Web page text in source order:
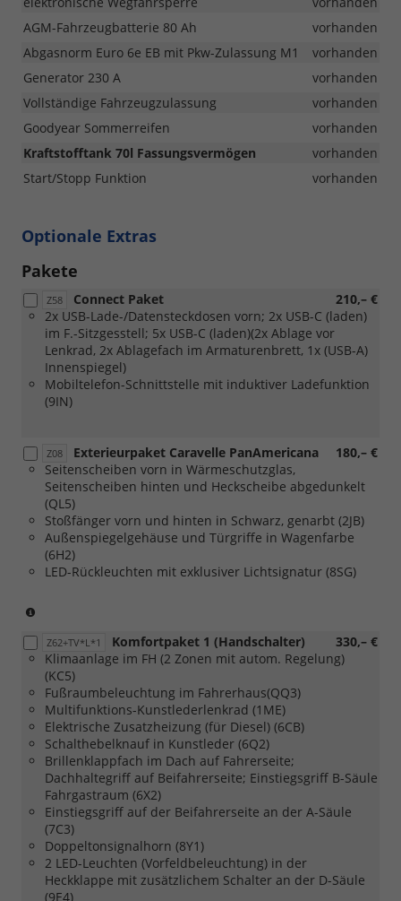
AGM-Fahrzeugbatterie 80 Ah
vorhanden
Abgasnorm Euro 6e EB mit Pkw-Zulassung M1
vorhanden
Generator 230 A
vorhanden
Vollständige Fahrzeugzulassung
vorhanden
Goodyear Sommerreifen
vorhanden
Kraftstofftank 70l Fassungsvermögen
vorhanden
Start/Stopp Funktion
vorhanden
Optionale Extras
Pakete
Z58 210,– €
Connect Paket
2x USB-Lade-/Datensteckdosen vorn; 2x USB-C (laden)
im F.-Sitzgesstell; 5x USB-C (laden)(2x Ablage vor
Lenkrad, 2x Ablagefach im Armaturenbrett, 1x (USB-A)
Innenspiegel)
Mobiltelefon-Schnittstelle mit induktiver Ladefunktion
(9IN)
Z08 180,– €
Exterieurpaket Caravelle PanAmericana
Seitenscheiben vorn in Wärmeschutzglas,
Seitenscheiben hinten und Heckscheibe abgedunkelt
(QL5)
Stoßfänger vorn und hinten in Schwarz, genarbt (2JB)
Außenspiegelgehäuse und Türgriffe in Wagenfarbe
(6H2)
LED-Rückleuchten mit exklusiver Lichtsignatur (8SG)
Verbindung
mit
[40Q]
Leichtmetallräder
"Monte
Carlo"
in
Schwarz,
Oberfläche
glanzgedreht
oder
[41H]
Leichtmetallräder
"Monte
Carlo"in
Z62+TV*L*1 330,– €
Komfortpaket 1 (Handschalter)
Klimaanlage im FH (2 Zonen mit autom. Regelung)
(KC5)
Fußraumbeleuchtung im Fahrerhaus(QQ3)
Multifunktions-Kunstlederlenkrad (1ME)
Elektrische Zusatzheizung (für Diesel) (6CB)
Schalthebelknauf in Kunstleder (6Q2)
Brillenklappfach im Dach auf Fahrerseite;
Dachhaltegriff auf Beifahrerseite; Einstiegsgriff B-Säule
Fahrgastraum (6X2)
Einstiegsgriff auf der Beifahrerseite an der A-Säule
(7C3)
Doppeltonsignalhorn (8Y1)
2 LED-Leuchten (Vorfeldbeleuchtung) in der
Heckklappe mit zusätzlichem Schalter an der D-Säule
(9E4)